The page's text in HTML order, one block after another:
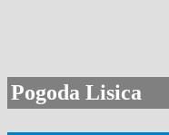
Pogoda Lisica